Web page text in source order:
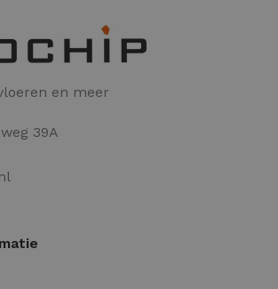
en meer
39A